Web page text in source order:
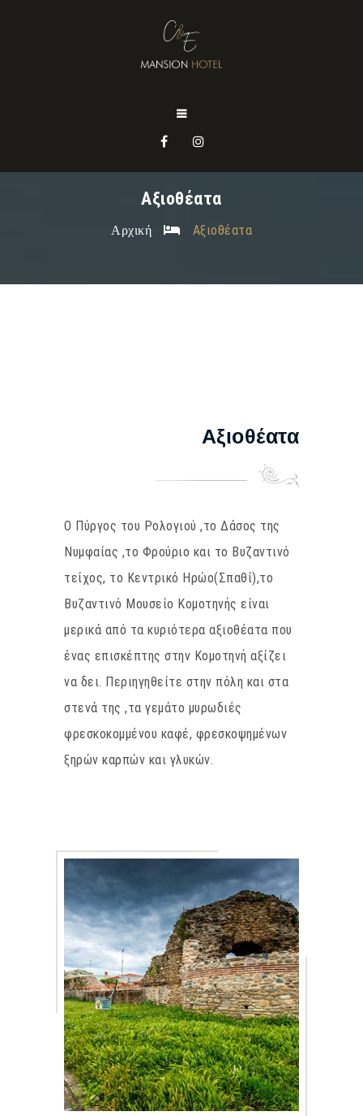
Αξιοθέατα
Αρχική Αξιοθέατα
Αξιοθέατα
Ο Πύργος του Ρολογιού ,το Δάσος της
Νυμφαίας ,το Φρούριο και το Βυζαντινό
τείχος, το Κεντρικό Ηρώο(Σπαθί),το
Βυζαντινό Μουσείο Κομοτηνής είναι
μερικά από τα κυριότερα αξιοθέατα που
ένας επισκέπτης στην Κομοτηνή αξίζει
να δει. Περιηγηθείτε στην πόλη και στα
στενά της ,τα γεμάτο μυρωδιές
φρεσκοκομμένου καφέ, φρεσκοψημένων
ξηρών καρπών και γλυκών.